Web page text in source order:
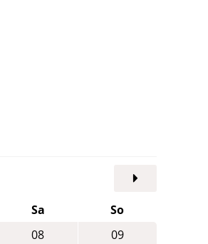
Sa
So
08
09